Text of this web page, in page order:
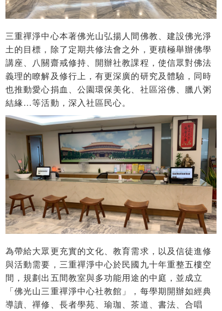
三重禪淨中心本著佛光山弘揚人間佛教、建設佛光淨
土的目標，除了定期共修法會之外，更積極舉辦佛學
講座、八關齋戒修持、開辦社教課程，使信眾對佛法
義理的瞭解及修行上，有更深廣的研究及體驗，同時
也推動愛心捐血、公園環保美化、社區浴佛、臘八粥
結緣…等活動，深入社區民心。
為帶給大眾更充實的文化、教育需求，以及信徒進修
與活動需要，三重禪淨中心於民國九十年重整五樓空
間，規劃出五間教室與多功能用途的中庭，並成立
「佛光山三重禪淨中心社教館」，每學期開辦如經典
導讀、禪修、長者學苑、瑜珈、茶道、書法、合唱